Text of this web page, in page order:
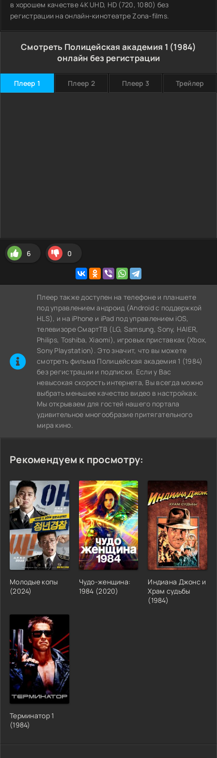
в хорошем качестве 4K UHD, HD (720, 1080) без
регистрации на онлайн-кинотеатре Zona-films.
Смотреть Полицейская академия 1 (1984)
онлайн без регистрации
Плеер 1 Плеер 2 Плеер 3 Трейлер
6 0
Плеер также доступен на телефоне и планшете
под управлением андроид (Android с поддержкой
HLS), и на iPhone и iPad под управлением iOS,
телевизоре СмартТВ (LG, Samsung, Sony, HAIER,
Philips, Toshiba, Xiaomi), игровых приставках (Xbox,
Sony Playstation). Это значит, что вы можете
cмотреть фильма Полицейская академия 1 (1984)
без регистрации и подписки. Если у Вас
невысокая скорость интернета, Вы всегда можно
выбрать меньшее качество видео в настройках.
Мы открываем для гостей нашего портала
удивительное многообразие притягательного
мира кино.
Рекомендуем к просмотру:
Молодые копы
(2024)
Чудо-женщина:
1984 (2020)
Индиана Джонс и
Храм судьбы
(1984)
Терминатор 1
(1984)